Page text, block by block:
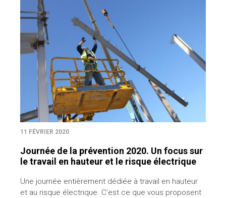
11 FÉVRIER 2020
Journée de la prévention 2020. Un focus sur
le travail en hauteur et le risque électrique
Une journée entièrement dédiée à travail en hauteur
et au risque électrique. C’est ce que vous proposent